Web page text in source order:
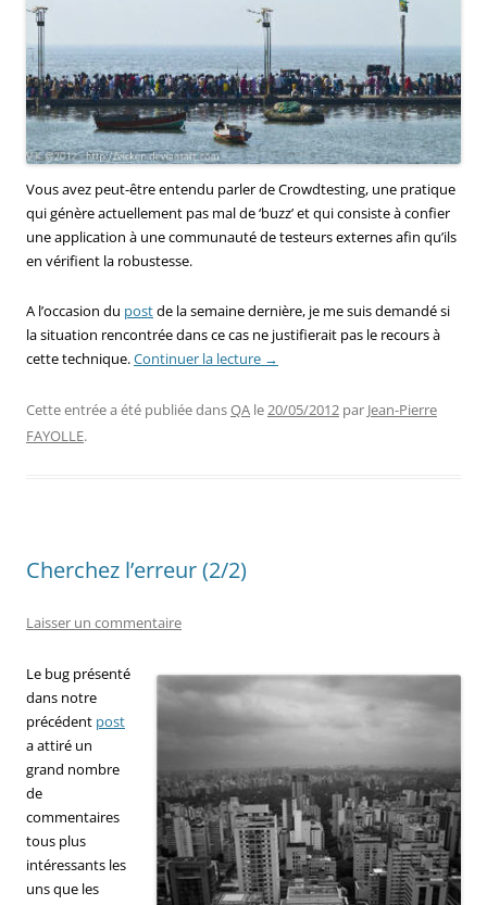
Vous avez peut-être entendu parler de Crowdtesting, une pratique
qui génère actuellement pas mal de ‘buzz’ et qui consiste à confier
une application à une communauté de testeurs externes afin qu’ils
en vérifient la robustesse.
A l’occasion du postde la semaine dernière, je me suis demandé si
la situation rencontrée dans ce cas ne justifierait pas le recours à
cette technique.Continuer la lecture →
Cette entrée a été publiée dansQA le20/05/2012 par Jean-Pierre
FAYOLLE.
Cherchez l’erreur (2/2)
Laisser un commentaire
Le bug présenté
dans notre
précédent post
a attiré un
grand nombre
de
commentaires
tous plus
intéressants les
uns que les